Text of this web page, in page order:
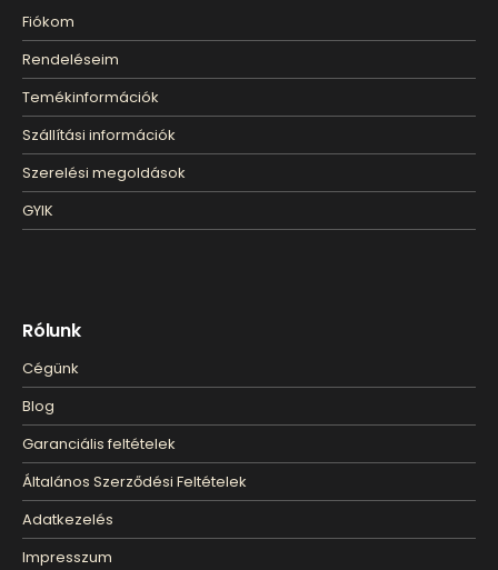
Fiókom
Rendeléseim
Temékinformációk
Szállítási információk
Szerelési megoldások
GYIK
Rólunk
Cégünk
Blog
Garanciális feltételek
Általános Szerződési Feltételek
Adatkezelés
Impresszum